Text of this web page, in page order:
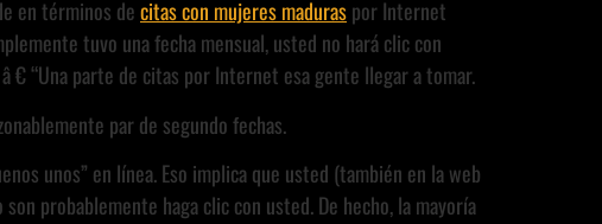
en términos decitas con mujeres maduraspor Internet
tuvo una fecha mensual, usted no hará clic con
€ “Una parte de citas por Internet esa gente llegar a tomar.
par de segundo fechas.
unos” en línea. Eso implica que usted (también en la web
probablemente haga clic con usted. De hecho, la mayoría